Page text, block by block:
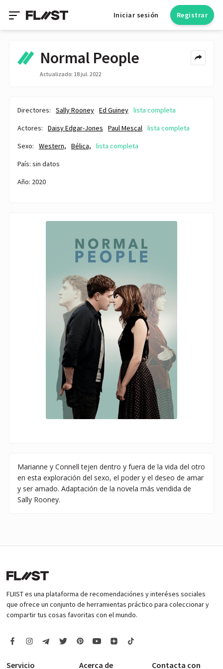
Iniciar sesión Registrar
Normal People
Actualizado: 18 jul. 2022
Directores: Sally Rooney Ed Guiney lista completa
Actores:
Daisy Edgar-Jones Paul Mescal lista completa
Sexo:
Western, Bélica,
lista completa
País: sin datos
Año: 2020
Marianne y Connell tejen dentro y fuera de la vida del otro
en esta exploración del sexo, el poder y el deseo de amar
y ser amado. Adaptación de la novela más vendida de
Sally Rooney.
FLIIST es una plataforma de recomendaciónes y interéses sociales
que ofrece un conjunto de herramientas práctico para coleccionar y
compartir tus cosas favoritas con el mundo.
Servicio Acerca de Contacta con